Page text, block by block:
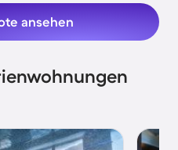
ansehen